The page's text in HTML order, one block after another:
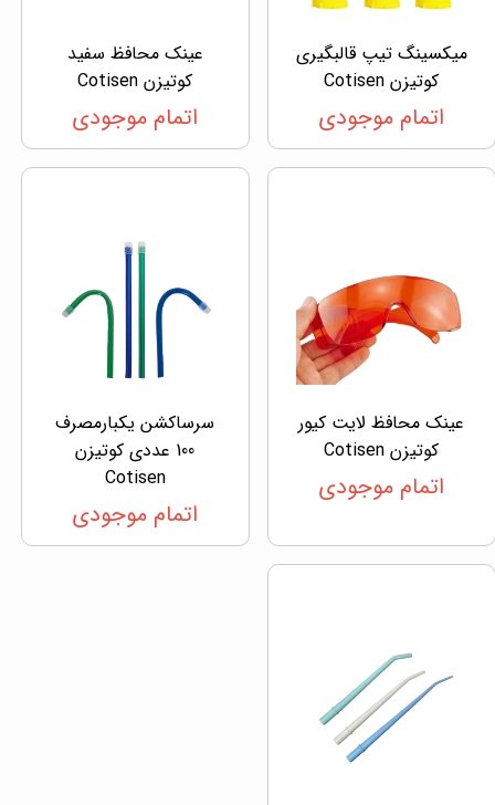
میکسینگ تیپ قالبگیری
کوتیزن Cotisen
اتمام موجودی
عینک محافظ سفید
کوتیزن Cotisen
اتمام موجودی
عینک محافظ لایت کیور
کوتیزن Cotisen
اتمام موجودی
سرساکشن یکبارمصرف
100 عددی کوتیزن
Cotisen
اتمام موجودی